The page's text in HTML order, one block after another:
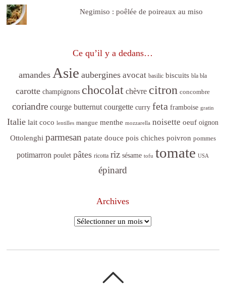
Negimiso : poêlée de poireaux au miso
Ce qu’il y a dedans…
amandes Asie aubergines avocat basilic biscuits bla bla
carotte champignons chocolat chèvre citron concombre
coriandre courge butternut courgette curry feta framboise gratin
Italie lait coco lentilles mangue menthe mozzarella noisette oeuf oignon
Ottolenghi parmesan patate douce pois chiches poivron pommes
potimarron poulet pâtes ricotta riz sésame tofu tomate USA
épinard
Archives
Archives